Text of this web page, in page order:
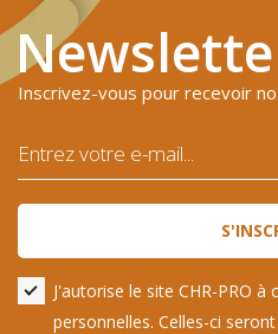
Inscrivez-vous pour recevoir
J'autorise le site CHR-PRO
personnelles. Celles-ci